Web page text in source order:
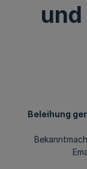
Beleihung